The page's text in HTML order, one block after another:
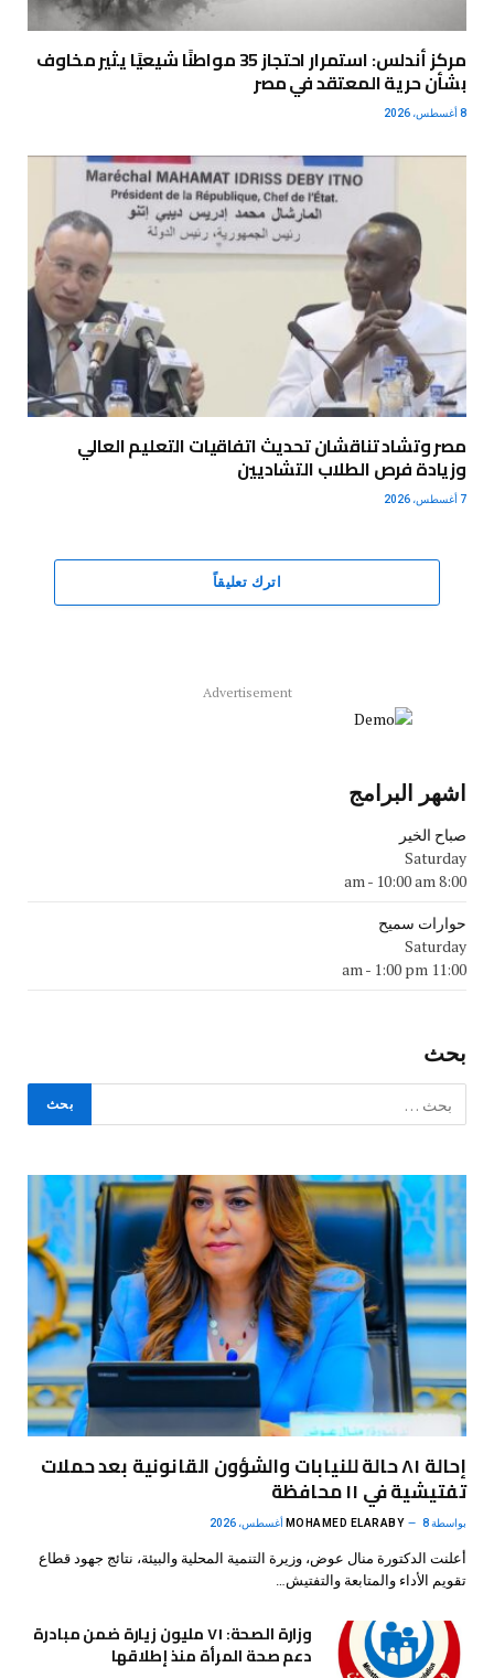
مركز أندلس: استمرار احتجاز 35 مواطنًا شيعيًا يثير مخاوف
بشأن حرية المعتقد في مصر
8 أغسطس، 2026
مصر وتشاد تناقشان تحديث اتفاقيات التعليم العالي
وزيادة فرص الطلاب التشاديين
7 أغسطس، 2026
اترك تعليقاً
Advertisement
اشهر البرامج
صباح الخير
Saturday
8:00 am
- 10:00 am
حوارات سميح
Saturday
11:00 am
- 1:00 pm
بحث
إحالة ٨١ حالة للنيابات والشؤون القانونية بعد حملات
تفتيشية في ١١ محافظة
بواسطة MOHAMED ELARABY 8 أغسطس، 2026
أعلنت الدكتورة منال عوض، وزيرة التنمية المحلية والبيئة، نتائج جهود قطاع
تقويم الأداء والمتابعة والتفتيش…
وزارة الصحة: ٧١ مليون زيارة ضمن مبادرة
دعم صحة المرأة منذ إطلاقها